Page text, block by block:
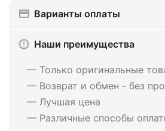
Варианты оплаты
Наши преимущества
— Только оригинальные
— Возврат и обмен - без
— Лучшая цена
— Различные способы